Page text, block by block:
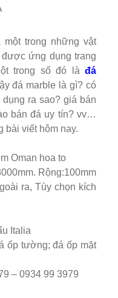
trong những vật
ứng dụng trang
trong số đó là đá
đá marble là gì? có
ra sao? giá bán
bán đá uy tín? vv…
bài viết hôm nay.
Oman hoa to
Rộng:100mm
ra, Tùy chọn kích
Italia
ốp tường; đá ốp mặt
– 0934 99 3979